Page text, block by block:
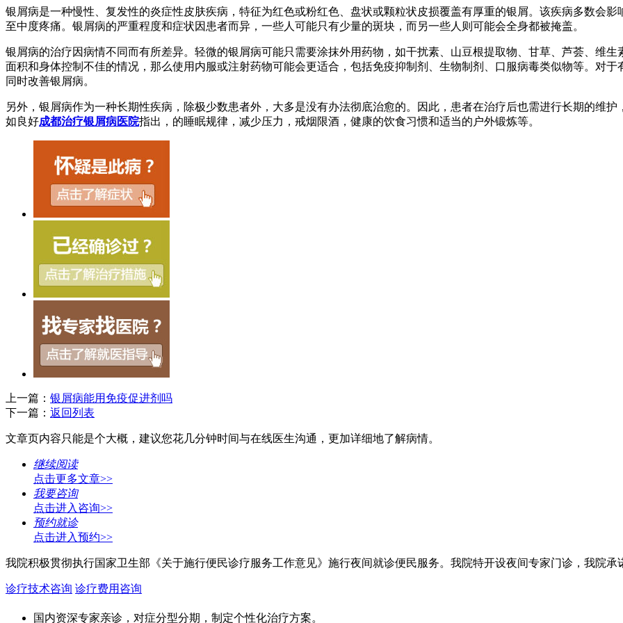
银屑病是一种慢性、复发性的炎症性皮肤疾病，特征为红色或粉红色、盘状或颗粒状皮损覆盖有厚重的银屑。该疾病多数会
至中度疼痛。银屑病的严重程度和症状因患者而异，一些人可能只有少量的斑块，而另一些人则可能会全身都被掩盖。
银屑病的治疗因病情不同而有所差异。轻微的银屑病可能只需要涂抹外用药物，如干扰素、山豆根提取物、甘草、芦荟、维
面积和身体控制不佳的情况，那么使用内服或注射药物可能会更适合，包括免疫抑制剂、生物制剂、口服病毒类似物等。对
同时改善银屑病。
另外，银屑病作为一种长期性疾病，除极少数患者外，大多是没有办法彻底治愈的。因此，患者在治疗后也需进行长期的维
如良好成都治疗银屑病医院指出，的睡眠规律，减少压力，戒烟限酒，健康的饮食习惯和适当的户外锻炼等。
上一篇： 银屑病能用免疫促进剂吗
下一篇： 返回列表
文章页内容只能是个大概，建议您花几分钟时间与在线医生沟通，更加详细地了解病情。
继续阅读
点击更多文章>>
我要咨询
点击进入咨询>>
预约就诊
点击进入预约>>
我院积极贯彻执行国家卫生部《关于施行便民诊疗服务工作意见》施行夜间就诊便民服务。我院特开设夜间专家门诊，我院承
诊疗技术咨询 诊疗费用咨询
国内资深专家亲诊，对症分型分期，制定个性化治疗方案。